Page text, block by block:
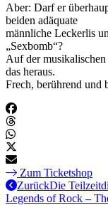
Aber: Darf er
beiden adäquate
männliche Leckerlis
„Sexbomb“?
Auf der
das heraus.
Frech, berührend und
Zum Ticketshop
ZurückDie
Legends of Rock –